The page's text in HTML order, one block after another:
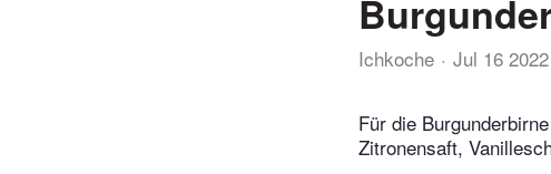
Ichkoche Jul 16 2022
Für die
Zitronensaft,